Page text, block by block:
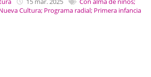
Cultura; Programa radial; Primera infancia